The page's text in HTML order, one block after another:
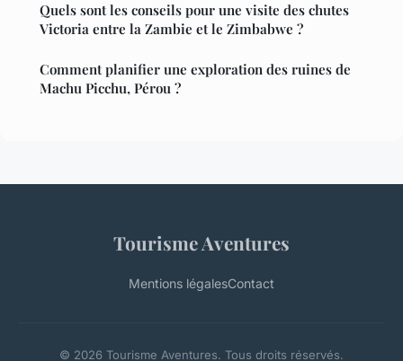
Quels sont les conseils pour une visite des chutes
Victoria entre la Zambie et le Zimbabwe ?
Comment planifier une exploration des ruines de
Machu Picchu, Pérou ?
Tourisme Aventures
Mentions légalesContact
© 2026 Tourisme Aventures. Tous droits réservés.